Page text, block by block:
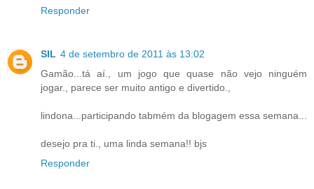
Responder
SIL 4 de setembro de 2011 às 13:02
Gamão...tá aí., um jogo que quase não vejo ninguém
jogar., parece ser muito antigo e divertido.,
lindona...participando tabmém da blogagem essa semana...
desejo pra ti., uma linda semana!! bjs
Responder